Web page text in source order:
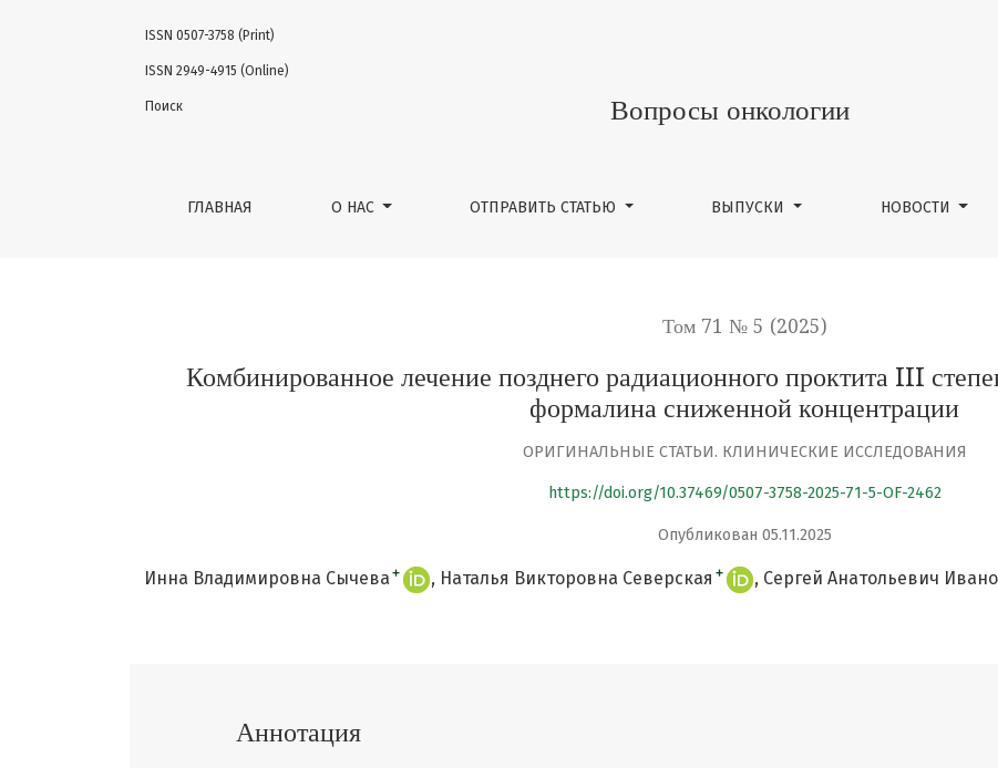
Комбинированное лечение позднего радиационного проктита III степени тяжести с
Вопросы онкологии
ГЛАВНАЯ О НАС ОТПРАВИТЬ СТАТЬЮ ВЫПУСКИ НОВОСТИ
ISSN 0507-3758 (Print)
ISSN 2949-4915 (Online)
Поиск
Том 71 № 5 (2025)
Комбинированное лечение позднего радиационного проктита III
формалина сниженной концентрации
ОРИГИНАЛЬНЫЕ СТАТЬИ. КЛИНИЧЕСКИЕ ИССЛЕДОВАНИЯ
https://doi.org/10.37469/0507-3758-2025-71-5-OF-2462
Опубликован 05.11.2025
Инна Владимировна Сычева + Наталья Викторовна Северская + Сергей Анатольевич
Аннотация